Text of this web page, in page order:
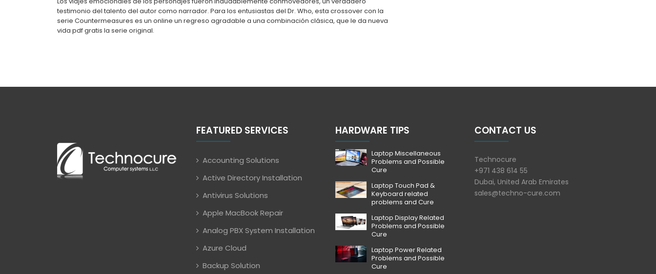
testimonio del talento del autor como narrador. Para los entusiastas del Dr. Who, esta crossover con la
serie Countermeasures es un online un regreso agradable a una combinación clásica, que le da nueva
vida pdf gratis la serie original.
FEATURED SERVICES
Accounting Solutions
Active Directory Installation
Antivirus Solutions
Apple MacBook Repair
Analog PBX System Installation
Azure Cloud
Backup Solution
HARDWARE TIPS
Laptop Miscellaneous
Problems and Possible
Cure
Laptop Touch Pad &
Keyboard related
problems and Cure
Laptop Display Related
Problems and Possible
Cure
Laptop Power Related
Problems and Possible
Cure
CONTACT US
Technocure
+971 438 614 55
Dubai, United Arab Emirates
sales@techno-cure.com